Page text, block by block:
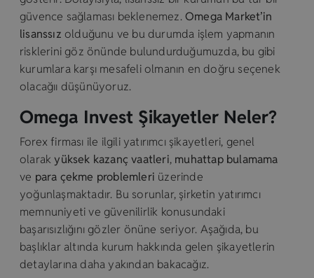
güvence sağlaması beklenemez.Omega Market’in
lisanssız olduğunu ve bu durumda işlem yapmanın
risklerini göz önünde bulundurduğumuzda, bu gibi
kurumlara karşı mesafeli olmanın en doğru seçenek
olacağıı düşünüyoruz.
Omega Invest Şikayetler Neler?
Forex firması ile ilgili yatırımcı şikayetleri, genel
olarakyüksek kazanç vaatleri, muhattap bulamama
ve para çekme problemleri üzerinde
yoğunlaşmaktadır. Bu sorunlar, şirketin yatırımcı
memnuniyeti ve güvenilirlik konusundaki
başarısızlığını gözler önüne seriyor. Aşağıda, bu
başlıklar altında kurum hakkında gelen şikayetlerin
detaylarına daha yakından bakacağız.